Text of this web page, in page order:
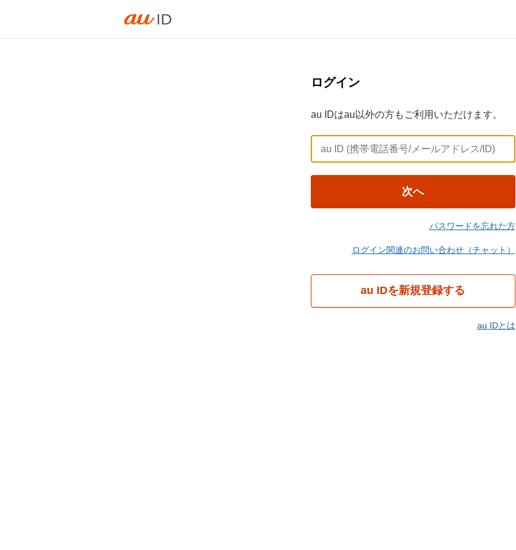
ログイン
au IDはau以外の方もご利用いただけます。
次へ
パスワードを忘れた方
ログイン関連のお問い合わせ（チャット）
au IDを新規登録する
au IDとは